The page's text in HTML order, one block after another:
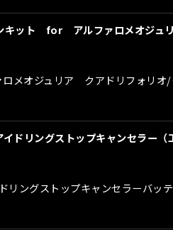
キット for アルファロメオジュ
オジュリア クアドリフォリオ/
ドリングストップキャンセラー（
ングストップキャンセラーバ